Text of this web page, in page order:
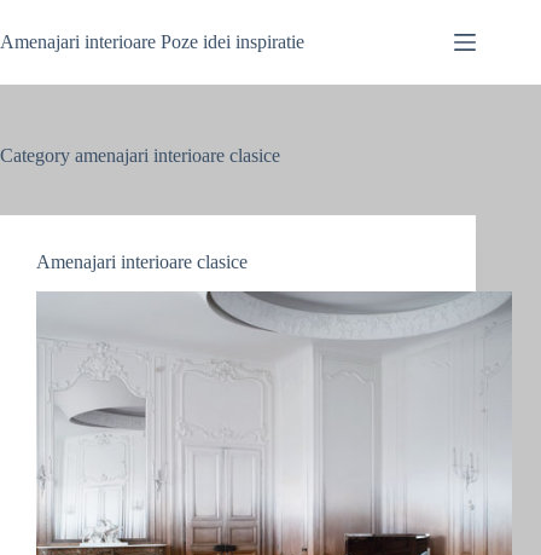
to
content
Amenajari interioare Poze idei inspiratie
Category amenajari interioare clasice
Amenajari interioare clasice